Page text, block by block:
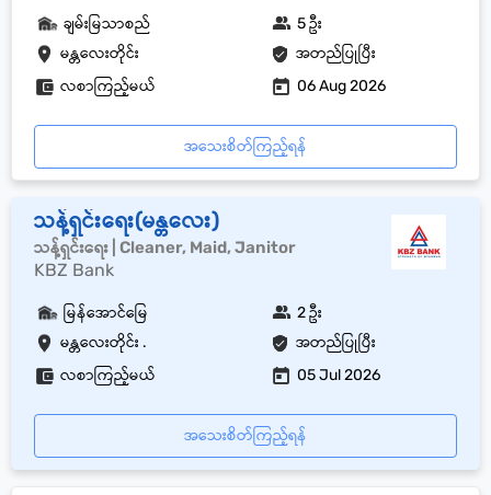
မန္တလေးတိုင်း အတည်ပြုပြီး
ချမ်းမြသာစည် 5 ဦး
လစာကြည့်မယ် 06 Aug 2026
အသေးစိတ်ကြည့်ရန်
သန့်ရှင်းရေး(မန္တလေး)
သန့်ရှင်းရေး | Cleaner, Maid, Janitor
KBZ Bank
မန္တလေးတိုင်း . အတည်ပြုပြီး
မြန်အောင်မြေ 2 ဦး
လစာကြည့်မယ် 05 Jul 2026
အသေးစိတ်ကြည့်ရန်